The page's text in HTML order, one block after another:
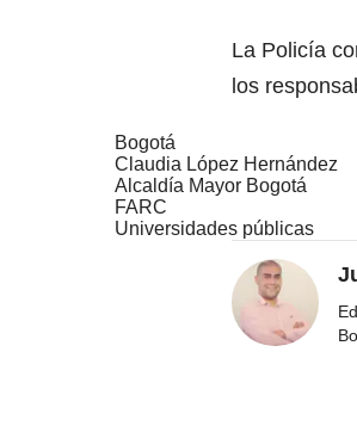
La Policía
los
Bogotá
Claudia López Hernández
Alcaldía Mayor Bogotá
FARC
Universidades públicas